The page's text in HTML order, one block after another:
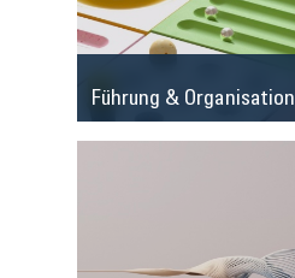
Führung & Organisation